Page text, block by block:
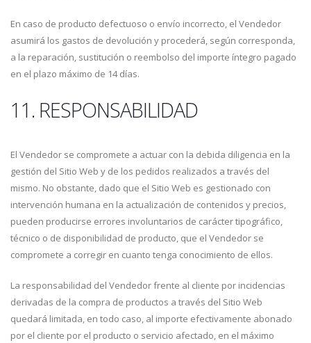
En caso de producto defectuoso o envío incorrecto, el Vendedor
asumirá los gastos de devolución y procederá, según corresponda,
a la reparación, sustitución o reembolso del importe íntegro pagado
en el plazo máximo de 14 días.
11. RESPONSABILIDAD
El Vendedor se compromete a actuar con la debida diligencia en la
gestión del Sitio Web y de los pedidos realizados a través del
mismo. No obstante, dado que el Sitio Web es gestionado con
intervención humana en la actualización de contenidos y precios,
pueden producirse errores involuntarios de carácter tipográfico,
técnico o de disponibilidad de producto, que el Vendedor se
compromete a corregir en cuanto tenga conocimiento de ellos.
La responsabilidad del Vendedor frente al cliente por incidencias
derivadas de la compra de productos a través del Sitio Web
quedará limitada, en todo caso, al importe efectivamente abonado
por el cliente por el producto o servicio afectado, en el máximo